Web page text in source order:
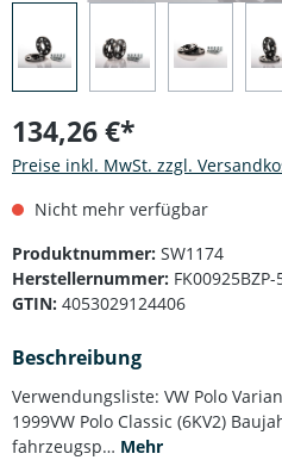
134,26 €*
Preise inkl. MwSt. zzgl.
Nicht mehr verfügbar
Produktnummer: SW1174
Herstellernummer: FK00925BZP-
GTIN: 4053029124406
Beschreibung
Verwendungsliste: VW Polo
1999VW Polo Classic (6KV2)
fahrzeugsp… Mehr